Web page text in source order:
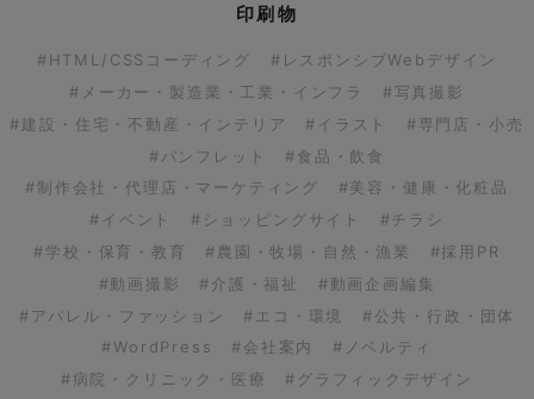
印刷物
#HTML/CSSコーディング
#レスポンシブWebデザイン
#メーカー・製造業・工業・インフラ
#写真撮影
#建設・住宅・不動産・インテリア
#イラスト
#専門店・小売
#パンフレット
#食品・飲食
#制作会社・代理店・マーケティング
#美容・健康・化粧品
#イベント
#ショッピングサイト
#チラシ
#学校・保育・教育
#農園・牧場・自然・漁業
#採用PR
#動画撮影
#介護・福祉
#動画企画編集
#アパレル・ファッション
#エコ・環境
#公共・行政・団体
#WordPress
#会社案内
#ノベルティ
#病院・クリニック・医療
#グラフィックデザイン